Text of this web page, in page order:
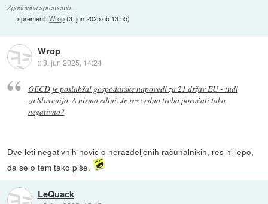
Zgodovina sprememb…
spremenil:Wrop(3. jun 2025 ob 13:55)
Wrop
::3. jun 2025, 14:24
OECD je poslabšal gospodarske napovedi za 21 držav EU - tudi
za Slovenijo. A nismo edini. Je res vedno treba poročati tako
negativno?
Dve leti negativnih novic o nerazdeljenih računalnikih, res ni lepo,
da se o tem tako piše.
LeQuack